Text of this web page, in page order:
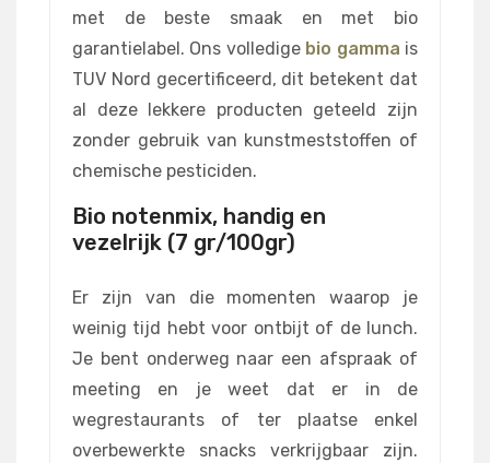
met de beste smaak en met bio
garantielabel. Ons volledige bio gamma is
TUV Nord gecertificeerd, dit betekent dat
al deze lekkere producten geteeld zijn
zonder gebruik van kunstmeststoffen of
chemische pesticiden.
Bio notenmix, handig en
vezelrijk (7 gr/100gr)
Er zijn van die momenten waarop je
weinig tijd hebt voor ontbijt of de lunch.
Je bent onderweg naar een afspraak of
meeting en je weet dat er in de
wegrestaurants of ter plaatse enkel
overbewerkte snacks verkrijgbaar zijn.